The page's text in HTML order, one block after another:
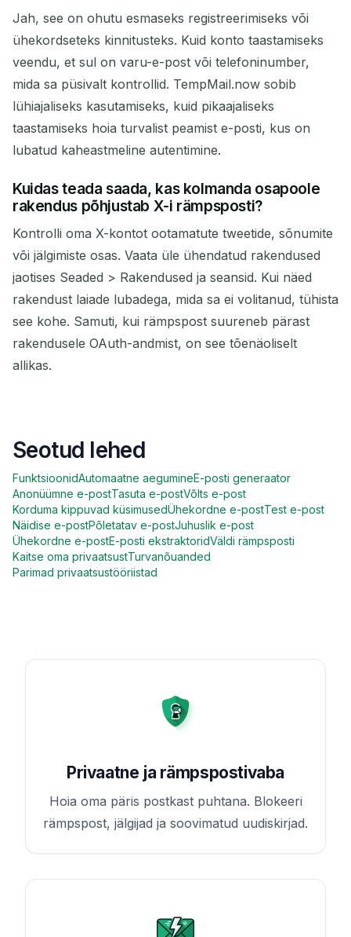
Jah, see on ohutu esmaseks registreerimiseks või
ühekordseteks kinnitusteks. Kuid konto taastamiseks
veendu, et sul on varu-e-post või telefoninumber,
mida sa püsivalt kontrollid. TempMail.now sobib
lühiajaliseks kasutamiseks, kuid pikaajaliseks
taastamiseks hoia turvalist peamist e-posti, kus on
lubatud kaheastmeline autentimine.
Kuidas teada saada, kas kolmanda osapoole
rakendus põhjustab X-i rämpsposti?
Kontrolli oma X-kontot ootamatute tweetide, sõnumite
või jälgimiste osas. Vaata üle ühendatud rakendused
jaotises Seaded > Rakendused ja seansid. Kui näed
rakendust laiade lubadega, mida sa ei volitanud, tühista
see kohe. Samuti, kui rämpspost suureneb pärast
rakendusele OAuth-andmist, on see tõenäoliselt
allikas.
Seotud lehed
FunktsioonidAutomaatne aegumineE-posti generaator
Anonüümne e-postTasuta e-postVõlts e-post
Korduma kippuvad küsimusedÜhekordne e-postTest e-post
Näidise e-postPõletatav e-postJuhuslik e-post
Ühekordne e-postE-posti ekstraktoridVäldi rämpsposti
Kaitse oma privaatsustTurvanõuanded
Parimad privaatsustööriistad
Privaatne ja rämpspostivaba
Hoia oma päris postkast puhtana. Blokeeri
rämpspost, jälgijad ja soovimatud uudiskirjad.